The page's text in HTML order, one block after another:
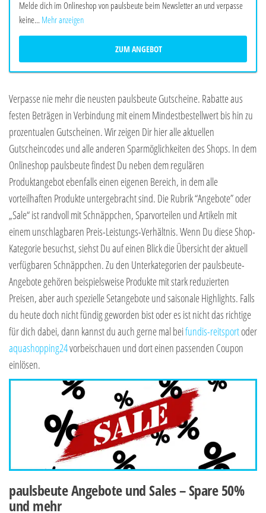
Melde dich im Onlineshop von paulsbeute beim Newsletter an und verpasse
keine... Mehr anzeigen
ZUM ANGEBOT
Verpasse nie mehr die neusten paulsbeute Gutscheine. Rabatte aus
festen Beträgen in Verbindung mit einem Mindestbestellwert bis hin zu
prozentualen Gutscheinen. Wir zeigen Dir hier alle aktuellen
Gutscheincodes und alle anderen Sparmöglichkeiten des Shops. In dem
Onlineshop paulsbeute findest Du neben dem regulären
Produktangebot ebenfalls einen eigenen Bereich, in dem alle
vorteilhaften Produkte untergebracht sind. Die Rubrik “Angebote” oder
„Sale“ ist randvoll mit Schnäppchen, Sparvorteilen und Artikeln mit
einem unschlagbaren Preis-Leistungs-Verhältnis. Wenn Du diese Shop-
Kategorie besuchst, siehst Du auf einen Blick die Übersicht der aktuell
verfügbaren Schnäppchen. Zu den Unterkategorien der paulsbeute-
Angebote gehören beispielsweise Produkte mit stark reduzierten
Preisen, aber auch spezielle Setangebote und saisonale Highlights. Falls
du heute doch nicht fündig geworden bist oder es ist nicht das richtige
für dich dabei, dann kannst du auch gerne mal beifundis-reitsportoder
aquashopping24vorbeischauen und dort einen passenden Coupon
einlösen.
paulsbeute Angebote und Sales – Spare 50%
und mehr